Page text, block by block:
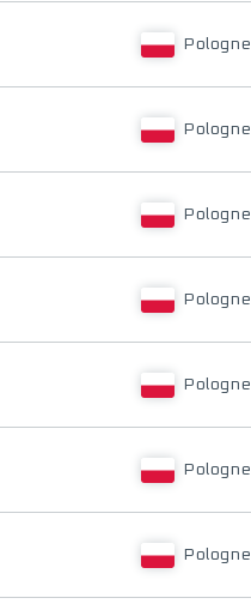
Pologne
Pologne
Pologne
Pologne
Pologne
Pologne
Pologne